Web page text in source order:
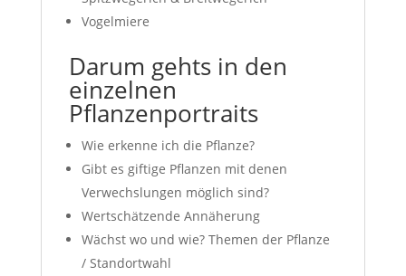
Vogelmiere
Darum gehts in den
einzelnen
Pflanzenportraits
Wie erkenne ich die Pflanze?
Gibt es giftige Pflanzen mit denen
Verwechslungen möglich sind?
Wertschätzende Annäherung
Wächst wo und wie? Themen der Pflanze
/ Standortwahl